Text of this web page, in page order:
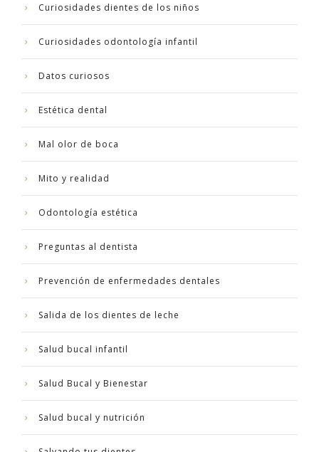
Curiosidades dientes de los niños
Curiosidades odontología infantil
Datos curiosos
Estética dental
Mal olor de boca
Mito y realidad
Odontología estética
Preguntas al dentista
Prevención de enfermedades dentales
Salida de los dientes de leche
Salud bucal infantil
Salud Bucal y Bienestar
Salud bucal y nutrición